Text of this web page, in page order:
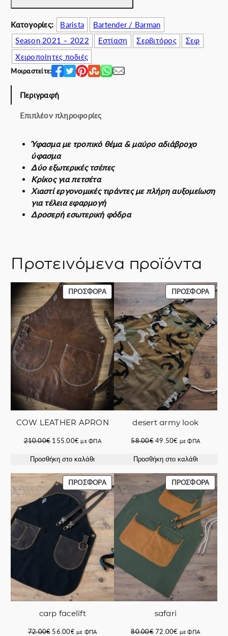
0
0
€
.
5
2
0
0
€
e
r
2
k
2
2
b
σ
η
α
Κατογορίες: Barista
Bartender / Barman
Season 2021 – 2022
Εστίαση Σερβιτόρος
Σεφ
Χειροποίητες ποδιές
Μοιραστείτε:
Περιγραφή
Επιπλέον πληροφορίες
Ύφασμα με τροπικό θέμα & μαύρο αδιάβροχο
ύφασμα
Δύο εξωτερικές τσέπες
Κρίκος για πετσέτα
Χιαστί εργονομικές τιράντες με πλήρη αυξομείωση
για τέλεια εφαρμογή
Δροσερή εσωτερική φόδρα
Προτεινόμενα προϊόντα
ΠΡΟΣΦΟΡΆΠΡΟΪΌΝ
ΣΕ
ΠΡΟΣΦΟΡΆ
COW LEATHER APRON
210.00€ Original
was:
155.00€Η
τιμή
155.00€.
με ΦΠΑ
Προσθήκη στο καλάθι
ΠΡΟΣΦΟΡΆ
ΣΕ
desert army look
58.00€ Original
was:
49.50€ Η
τιμή
49.50€.
με ΦΠΑ
Προσθήκη στο καλάθι
ΠΡΟΣΦΟΡΆΠΡΟΪΌΝ
ΣΕ
ΠΡΟΣΦΟΡΆ
carp facelift
72.00€ Original
56.00€Ημε ΦΠΑ
ΠΡΟΣΦΟΡΆ
ΣΕ
safari
80.00€ Original
72.00€ Η
με ΦΠΑ